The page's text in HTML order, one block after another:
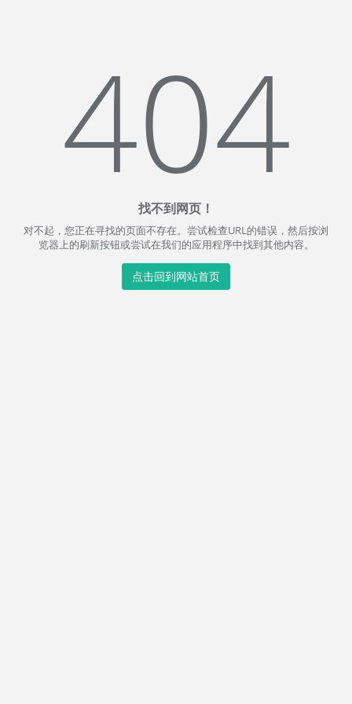
404
找不到网页！
对不起，您正在寻找的页面不存在。尝试检查URL的错误，然后按浏
览器上的刷新按钮或尝试在我们的应用程序中找到其他内容。
点击回到网站首页